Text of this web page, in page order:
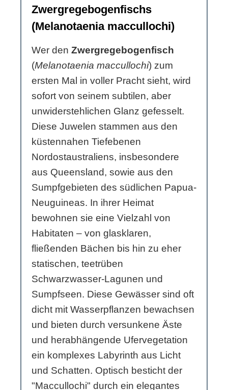
Zwergregebogenfischs
(Melanotaenia maccullochi)
Wer den Zwergregebogenfisch
(Melanotaenia maccullochi) zum
ersten Mal in voller Pracht sieht, wird
sofort von seinem subtilen, aber
unwiderstehlichen Glanz gefesselt.
Diese Juwelen stammen aus den
küstennahen Tiefebenen
Nordostaustraliens, insbesondere
aus Queensland, sowie aus den
Sumpfgebieten des südlichen Papua-
Neuguineas. In ihrer Heimat
bewohnen sie eine Vielzahl von
Habitaten – von glasklaren,
fließenden Bächen bis hin zu eher
statischen, teetrüben
Schwarzwasser-Lagunen und
Sumpfseen. Diese Gewässer sind oft
dicht mit Wasserpflanzen bewachsen
und bieten durch versunkene Äste
und herabhängende Ufervegetation
ein komplexes Labyrinth aus Licht
und Schatten. Optisch besticht der
"Maccullochi" durch ein elegantes